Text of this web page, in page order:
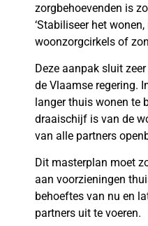
zorgbehoevenden is
‘Stabiliseer het
woonzorgcirkels of
Deze aanpak sluit
de Vlaamse regering.
langer thuis wonen te
draaischijf is van de
van alle partners
Dit masterplan moet
aan voorzieningen
behoeftes van nu en
partners uit te voeren.